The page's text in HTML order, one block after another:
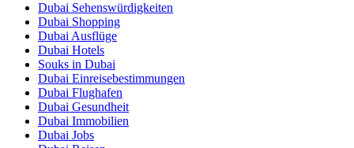
Dubai Sehenswürdigkeiten
Dubai Shopping
Dubai Ausflüge
Dubai Hotels
Souks in Dubai
Dubai Einreisebestimmungen
Dubai Flughafen
Dubai Gesundheit
Dubai Immobilien
Dubai Jobs